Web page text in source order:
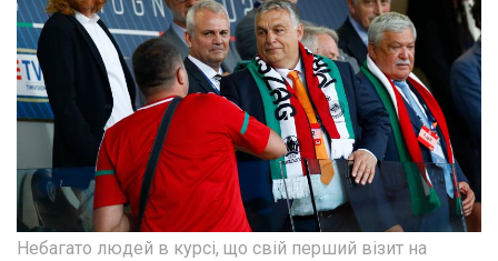
Небагато людей в курсі, що свій перший візит на